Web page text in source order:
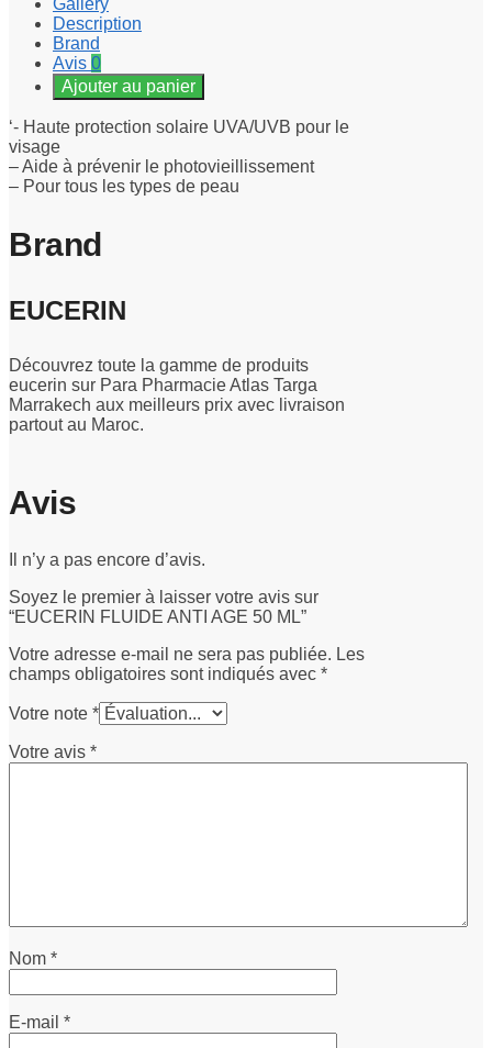
Gallery
Description
Brand
Avis 0
Ajouter au panier
‘- Haute protection solaire UVA/UVB pour le
visage
– Aide à prévenir le photovieillissement
– Pour tous les types de peau
Brand
EUCERIN
Découvrez toute la gamme de produits
eucerin sur Para Pharmacie Atlas Targa
Marrakech aux meilleurs prix avec livraison
partout au Maroc.
Avis
Il n’y a pas encore d’avis.
Soyez le premier à laisser votre avis sur
“EUCERIN FLUIDE ANTI AGE 50 ML”
Votre adresse e-mail ne sera pas publiée. Les
champs obligatoires sont indiqués avec *
Votre note *
Votre avis *
Nom *
E-mail *